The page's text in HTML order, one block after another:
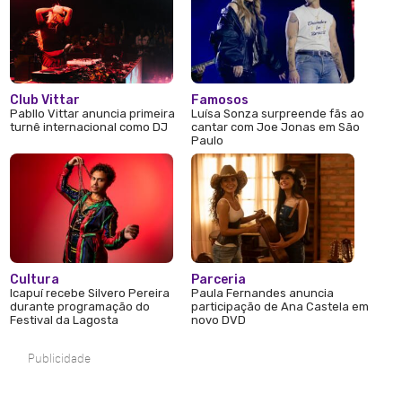
Club Vittar
Pabllo Vittar anuncia primeira
turnê internacional como DJ
Cultura
Icapuí recebe Silvero Pereira
durante programação do
Festival da Lagosta
Famosos
Luísa Sonza surpreende fãs ao
cantar com Joe Jonas em São
Paulo
Parceria
Paula Fernandes anuncia
participação de Ana Castela em
novo DVD
Publicidade